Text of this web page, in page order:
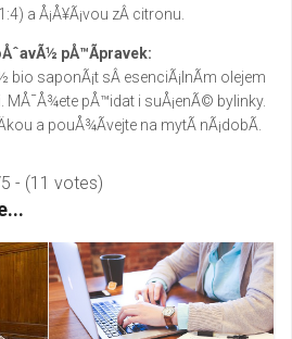
a Å¡Å¥Ã¡vou zÂ citronu.
pÅ™Ã­pravek:
bio saponÃ¡t sÂ esenciÃ¡lnÃ­m olejem
MÅ¯Å¾ete pÅ™idat i suÅ¡enÃ© bylinky.
a pouÅ¾Ã­vejte na mytÃ­ nÃ¡dobÃ­.
- (11 votes)